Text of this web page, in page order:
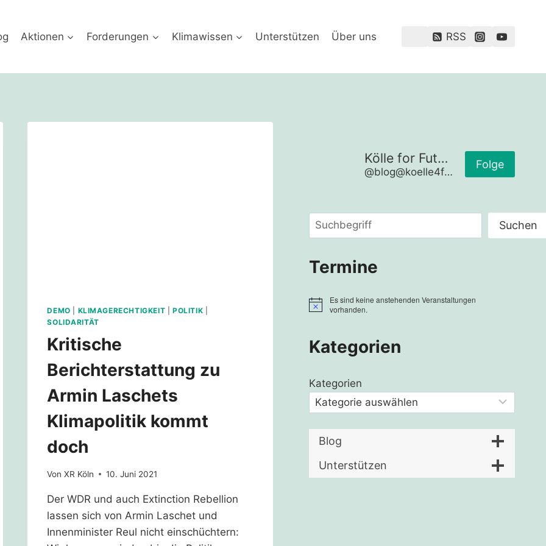
Aktionen Forderungen Klimawissen Unterstützen Über uns RSS
DEMO KLIMAGERECHTIGKEIT |POLITIK
SOLIDARITÄT
Kritische
Berichterstattung zu
Armin Laschets
Klimapolitik kommt
doch
Von XR Köln 10. Juni 2021
Der WDR und auch Extinction Rebellion
lassen sich von Armin Laschet und
Innenminister Reul nicht einschüchtern:
Kölle for Future
@blog@koelle4future.de
Folge
Suchen Suchen
Termine
Hinweis
Es sind keine anstehenden Veranstaltungen
vorhanden.
Kategorien
Kategorien
Blog
Unterstützen